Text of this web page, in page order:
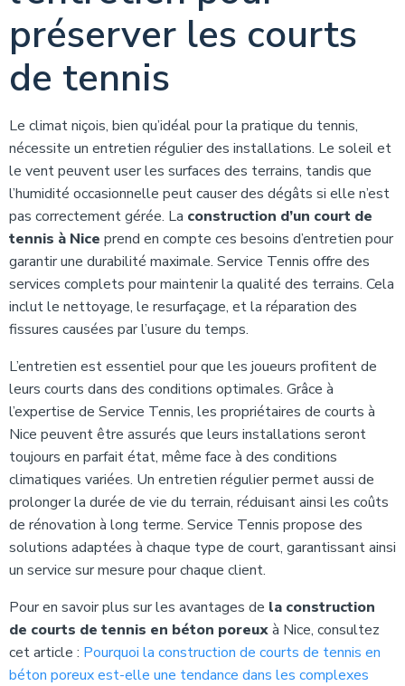
préserver les courts
de tennis
Le climat niçois, bien qu’idéal pour la pratique du tennis,
nécessite un entretien régulier des installations. Le soleil et
le vent peuvent user les surfaces des terrains, tandis que
l’humidité occasionnelle peut causer des dégâts si elle n’est
pas correctement gérée. La construction d’un court de
tennis à Nice prend en compte ces besoins d’entretien pour
garantir une durabilité maximale. Service Tennis offre des
services complets pour maintenir la qualité des terrains. Cela
inclut le nettoyage, le resurfaçage, et la réparation des
fissures causées par l’usure du temps.
L’entretien est essentiel pour que les joueurs profitent de
leurs courts dans des conditions optimales. Grâce à
l’expertise de Service Tennis, les propriétaires de courts à
Nice peuvent être assurés que leurs installations seront
toujours en parfait état, même face à des conditions
climatiques variées. Un entretien régulier permet aussi de
prolonger la durée de vie du terrain, réduisant ainsi les coûts
de rénovation à long terme. Service Tennis propose des
solutions adaptées à chaque type de court, garantissant ainsi
un service sur mesure pour chaque client.
Pour en savoir plus sur les avantages de la construction
de courts de tennis en béton poreuxà Nice, consultez
cet article : Pourquoi la construction de courts de tennis en
béton poreux est-elle une tendance dans les complexes